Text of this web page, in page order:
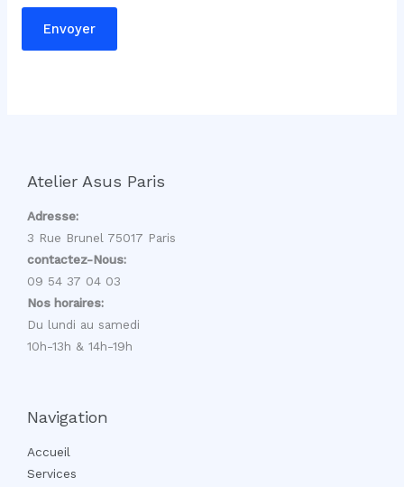
Envoyer
Atelier Asus Paris
Adresse:
3 Rue Brunel 75017 Paris
contactez-Nous:
09 54 37 04 03
Nos horaires:
Du lundi au samedi
10h-13h & 14h-19h
Navigation
Accueil
Services